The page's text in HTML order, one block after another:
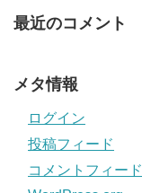
最近のコメント
メタ情報
ログイン
投稿フィード
コメントフィード